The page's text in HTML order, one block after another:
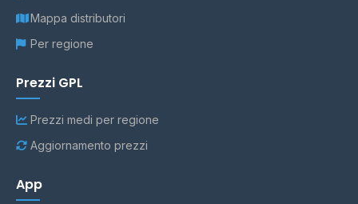
Mappa distributori
Per regione
Prezzi GPL
Prezzi medi per regione
Aggiornamento prezzi
App